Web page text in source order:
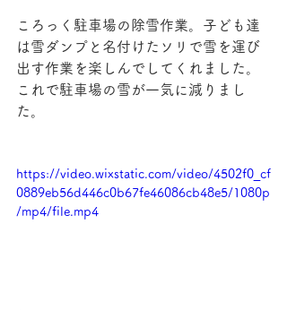
ころっく駐車場の除雪作業。子ども達
は雪ダンプと名付けたソリで雪を運び
出す作業を楽しんでしてくれました。
これで駐車場の雪が一気に減りまし
た。
https://video.wixstatic.com/video/4502f0_cf
0889eb56d446c0b67fe46086cb48e5/1080p
/mp4/file.mp4